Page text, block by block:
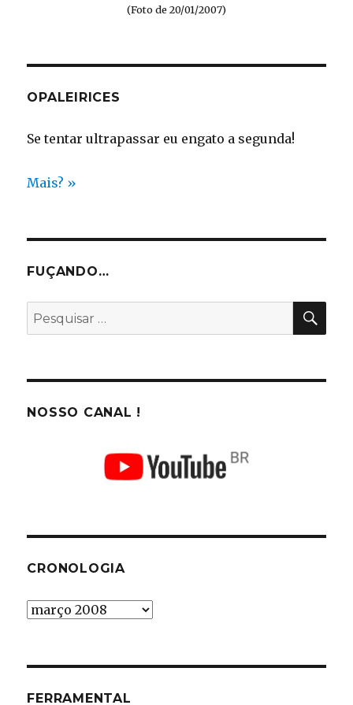
(Foto de 20/01/2007)
OPALEIRICES
Se tentar ultrapassar eu engato a segunda!
Mais? »
FUÇANDO…
Pesquisar
por:
NOSSO CANAL !
CRONOLOGIA
Cronologia
FERRAMENTAL